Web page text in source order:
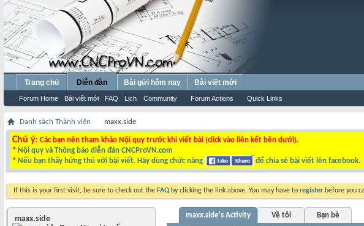
Trang chủ Diễn đàn
Forum Home Bài viết mới FAQ Lịch Community Forum Actions Quick Links
Bài gửi hôm nay Bài viết mới
Danh sách Thành viên maxx.side
Chú ý: Các bạn nên tham khảo Nội quy trước khi viết bài (click vào liên kết bên dưới).
* Nội quy và Thông báo diễn đàn CNCProVN.com
* Nếu bạn thấy hứng thú với bài viết. Hãy dùng chức năng để chia sẻ bài viết lên facebook.
If this is your first visit, be sure to check out the FAQ by clicking the link above. You may have to register before you
maxx.side maxx.side's Activity Về tôi Bạn bè